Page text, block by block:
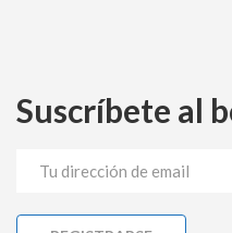
Suscríbete al